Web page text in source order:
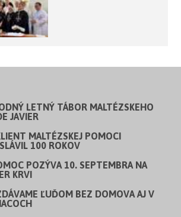
LETNÝ TÁBOR MALTÉZSKEHO
JAVIER
MALTÉZSKEJ POMOCI
100 ROKOV
POZÝVA 10. SEPTEMBRA NA
KRVI
ĽUĎOM BEZ DOMOVA AJ V